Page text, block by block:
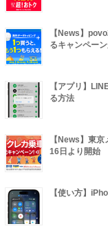
【News】
るキャンペー
【アプリ】
る方法
【News】東
16日より開始
【使い方】